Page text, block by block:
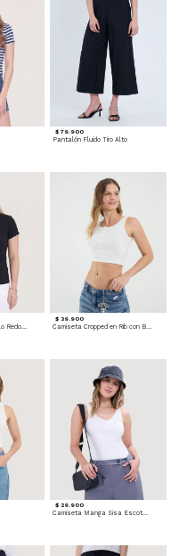
$ 79.900
Pantalón Fluido Tiro Alto
Camiseta Básica Cuello Redondo
$ 39.900
$ 29.900
Camiseta Manga Sisa Escotada